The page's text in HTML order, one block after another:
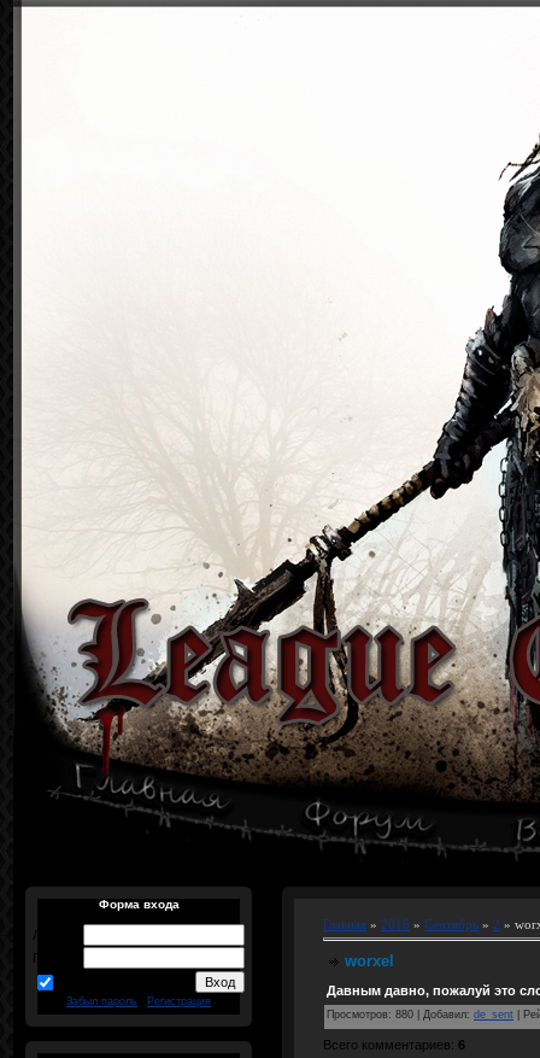
Форма входа
Логин:
Пароль:
Забыл пароль Регистрация
Главная » 2016 » Сентябрь » 2 »
worxel
Давным давно, пожалуй это
Просмотров: 880 Добавил: de_sent
Всего комментариев: 6